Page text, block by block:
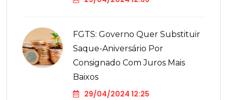
FGTS: Governo Quer Substituir
Saque-Aniversário Por
Consignado Com Juros Mais
Baixos
29/04/2024 12:25